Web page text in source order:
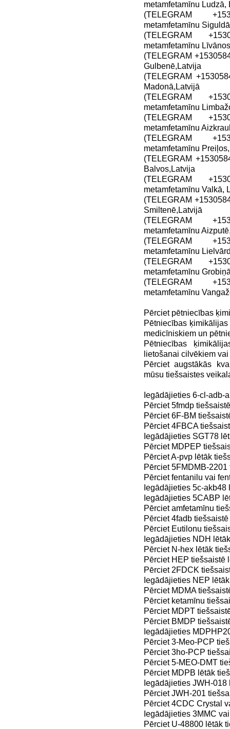
metamfetamīnu Ludzā,
(TELEGRAM
metamfetamīnu
(TELEGRAM
metamfetamīnu
(TELEGRAM
Gulbenē,Latvija
(TELEGRAM
Madonā,Latvijā
(TELEGRAM
metamfetamīnu
(TELEGRAM
metamfetamīnu
(TELEGRAM
metamfetamīnu
(TELEGRAM
Balvos,Latvija
(TELEGRAM
metamfetamīnu Valkā,
(TELEGRAM
Smiltenē,Latvijā
(TELEGRAM
metamfetamīnu
(TELEGRAM
metamfetamīnu
(TELEGRAM
metamfetamīnu
(TELEGRAM
metamfetamīnu
Pērciet pētniecības
Pētniecības
medicīniskiem un
Pētniecības
lietošanai cilvēkiem
Pērciet augstākās
mūsu tiešsaistes
Iegādājieties 6-cl-adb-
Pērciet 5fmdp
Pērciet 6F-BM
Pērciet 4FBCA
Iegādājieties SGT78
Pērciet MDPEP
Pērciet A-pvp lētāk
Pērciet 5FMDMB-
Pērciet fentanilu vai
Iegādājieties 5c-akb48
Iegādājieties 5CABP
Pērciet amfetamīnu
Pērciet 4fadb
Pērciet Eutilonu
Iegādājieties NDH
Pērciet N-hex lētāk
Pērciet HEP tiešsaistē
Pērciet 2FDCK
Iegādājieties NEP
Pērciet MDMA
Pērciet ketamīnu
Pērciet MDPT
Pērciet BMDP
Iegādājieties
Pērciet 3-Meo-PCP
Pērciet 3ho-PCP
Pērciet 5-MEO-DMT
Pērciet MDPB lētāk
Iegādājieties JWH-
Pērciet JWH-201
Pērciet 4CDC Crystal
Iegādājieties 3MMC
Pērciet U-48800 lētāk